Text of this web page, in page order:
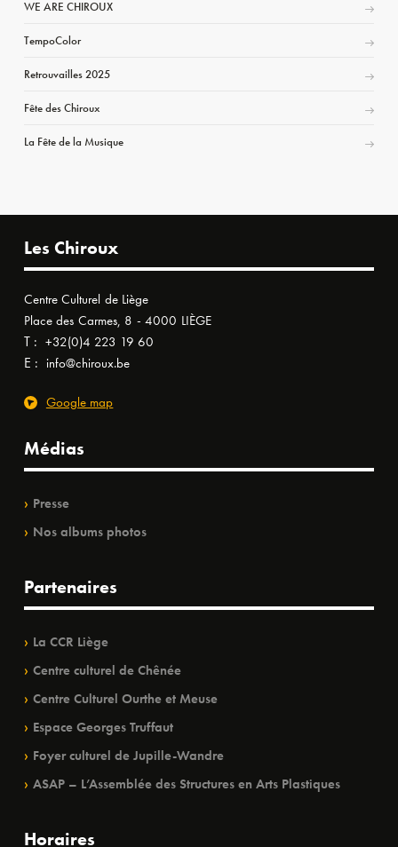
WE ARE CHIROUX
TempoColor
Retrouvailles 2025
Fête des Chiroux
La Fête de la Musique
Les Chiroux
Centre Culturel de Liège
Place des Carmes, 8 - 4000 LIÈGE
T : +32(0)4 223 19 60
E : info@chiroux.be
Google map
Médias
Presse
Nos albums photos
Partenaires
La CCR Liège
Centre culturel de Chênée
Centre Culturel Ourthe et Meuse
Espace Georges Truffaut
Foyer culturel de Jupille-Wandre
ASAP – L’Assemblée des Structures en Arts Plastiques
Horaires